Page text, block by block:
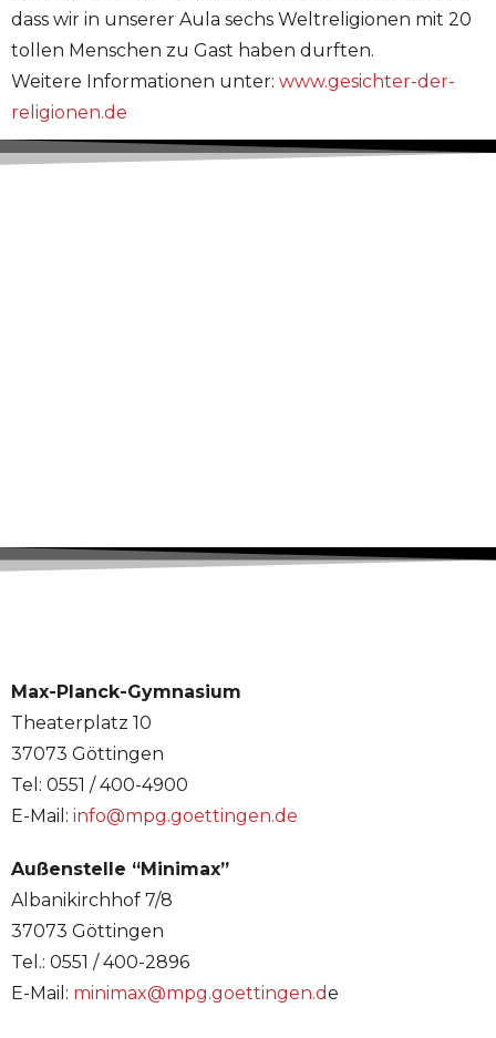
dass wir in unserer Aula sechs Weltreligionen mit 20
tollen Menschen zu Gast haben durften.
Weitere Informationen unter: www.gesichter-der-
religionen.de
Max-Planck-Gymnasium
Theaterplatz 10
37073 Göttingen
Tel: 0551 / 400-4900
E-Mail: info@mpg.goettingen.de
Außenstelle “Minimax”
Albanikirchhof 7/8
37073 Göttingen
Tel.: 0551 / 400-2896
E-Mail: minimax@mpg.goettingen.de